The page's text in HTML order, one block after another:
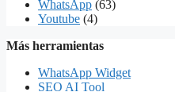
WhatsApp (63)
Youtube (4)
Más herramientas
WhatsApp Widget
SEO AI Tool